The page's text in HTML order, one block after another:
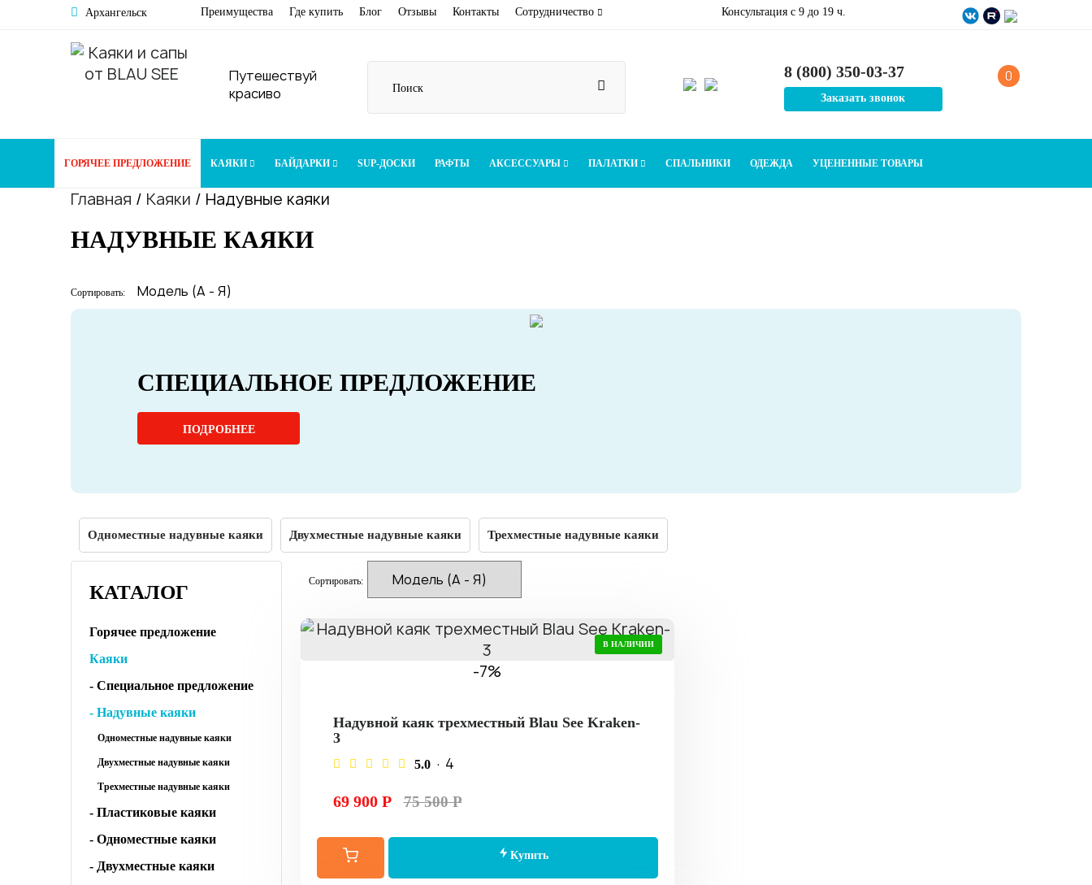
Архангельск Преимущества Где купить Блог Отзывы Контакты Сотрудничество Консультация c 9 до 19 ч.
Путешествуй
красиво
8 (800) 350-03-37
Заказать звонок
0
ГОРЯЧЕЕ ПРЕДЛОЖЕНИЕ КАЯКИ БАЙДАРКИ SUP-ДОСКИ РАФТЫ АКСЕССУАРЫ ПАЛАТКИ СПАЛЬНИКИ ОДЕЖДА УЦЕНЕННЫЕ ТОВАРЫ
Главная / Каяки / Надувные каяки
НАДУВНЫЕ КАЯКИ
Сортировать:
СПЕЦИАЛЬНОЕ ПРЕДЛОЖЕНИЕ
ПОДРОБНЕЕ
Одноместные надувные каяки Двухместные надувные каяки Трехместные надувные каяки
КАТАЛОГ
Горячее предложение
Каяки
- Специальное предложение
- Надувные каяки
Одноместные надувные каяки
Двухместные надувные каяки
Трехместные надувные каяки
- Пластиковые каяки
- Одноместные каяки
- Двухместные каяки
Сортировать:
-7%
В НАЛИЧИИ
Надувной каяк трехместный Blau See Kraken-
3
5.0 · 4
69 900 Р 75 500 Р
Купить